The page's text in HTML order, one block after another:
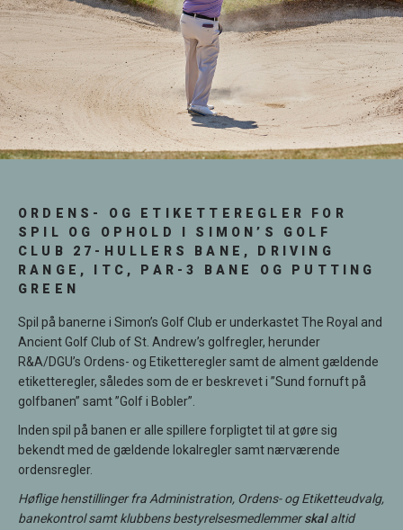
ORDENS- OG ETIKETTEREGLER FOR
SPIL OG OPHOLD I SIMON’S GOLF
CLUB 27-HULLERS BANE, DRIVING
RANGE, ITC, PAR-3 BANE OG PUTTING
GREEN
Spil på banerne i Simon’s Golf Club er underkastet The Royal and
Ancient Golf Club of St. Andrew’s golfregler, herunder
R&A/DGU’s Ordens- og Etiketteregler samt de alment gældende
etiketteregler, således som de er beskrevet i ”Sund fornuft på
golfbanen” samt ”Golf i Bobler”.
Inden spil på banen er alle spillere forpligtet til at gøre sig
bekendt med de gældende lokalregler samt nærværende
ordensregler.
Høflige henstillinger fra Administration, Ordens- og Etiketteudvalg,
banekontrol samt klubbens bestyrelsesmedlemmerskalaltid